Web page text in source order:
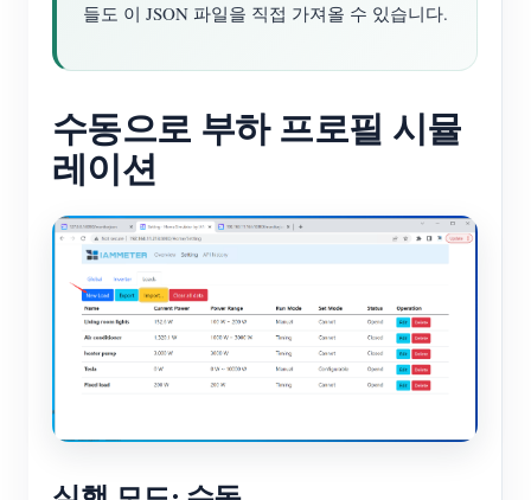
들도 이 JSON 파일을 직접 가져올 수 있습니다.
수동으로 부하 프로필 시뮬
레이션